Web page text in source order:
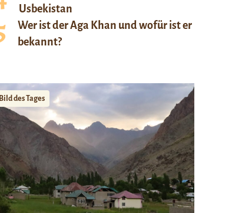
Usbekistan
Wer ist der Aga Khan und wofür ist er
bekannt?
Bild des Tages